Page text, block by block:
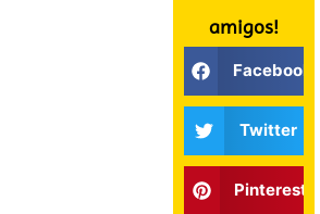
amigos!
Facebook
Twitter
Pinterest